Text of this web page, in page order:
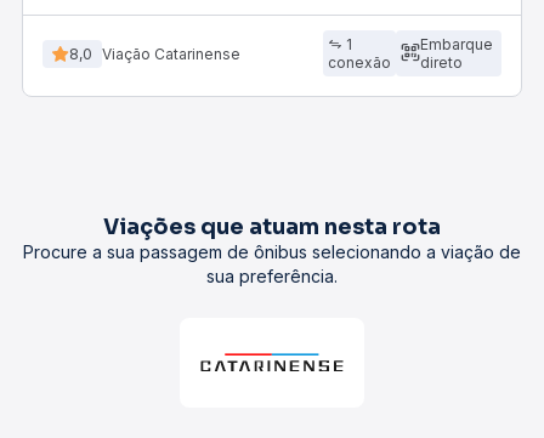
8,0 Viação Catarinense
1
conexão
Embarque
direto
Viações que atuam nesta rota
Procure a sua passagem de ônibus selecionando a viação de
sua preferência.